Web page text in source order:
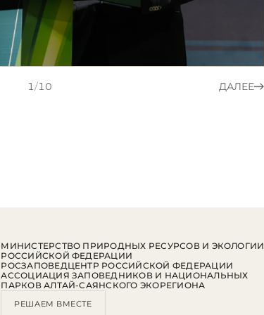
1/10 ДАЛЕЕ
МИНИСТЕРСТВО ПРИРОДНЫХ РЕСУРСОВ И ЭКОЛОГИИ
РОССИЙСКОЙ ФЕДЕРАЦИИ
РОСЗАПОВЕДЦЕНТР РОССИЙСКОЙ ФЕДЕРАЦИИ
АССОЦИАЦИЯ ЗАПОВЕДНИКОВ И НАЦИОНАЛЬНЫХ
ПАРКОВ АЛТАЙ-САЯНСКОГО ЭКОРЕГИОНА
РЕШАЕМ ВМЕСТЕ